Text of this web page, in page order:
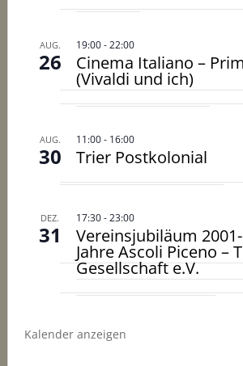
AUG.
26
19:00-22:00
Cinema Italiano –
(Vivaldi und ich)
AUG.
30
11:00- 16:00
Trier Postkolonial
DEZ.
31
17:30-23:00
Vereinsjubiläum
Jahre Ascoli Piceno –
Gesellschaft e.V.
Kalender anzeigen